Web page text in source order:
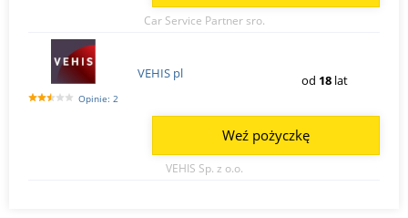
Car Service Partner sro.
Opinie: 2
VEHIS pl od 18 lat
VEHIS Sp. z o.o.
Weź pożyczkę